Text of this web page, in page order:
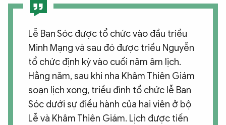
Lễ Ban Sóc được tổ chức vào đầu triều
Minh Mạng và sau đó được triều Nguyễn
tổ chức định kỳ vào cuối năm âm lịch.
Hằng năm, sau khi nha Khâm Thiên Giám
soạn lịch xong, triều đình tổ chức lễ Ban
Sóc dưới sự điều hành của hai viên ở bộ
Lễ và Khâm Thiên Giám. Lịch được tiến